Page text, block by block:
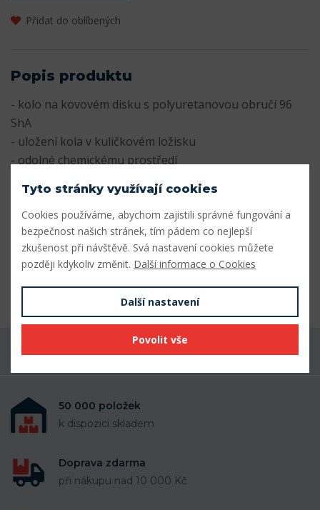
Přidat do oblíbených
Popis produktu
- kolo na kovovém disku s polyuretanovou obručí 96
ShA
- uložení kola v kuličkovém ložisku
- odolné chemickému prostředí
PARAMETRY
Průměr kola (mm) 200
Průměr náboje (mm) 25
Šířka kola (mm) 60
Délka náboje (mm) 76
Nosnost (kg) 1200
Máte dotaz k produktu?
50 000 položek
k dispozici skladem
Doprava zdarma
při nákupu nad 10 000 Kč
Tyto stránky využívají cookies
Cookies používáme, abychom zajistili správné fungování a
bezpečnost našich stránek, tím pádem co nejlepší
zkušenost při návštěvě. Svá nastavení cookies můžete
později kdykoliv změnit. Další informace o Cookies
Další nastavení
Povolit vše